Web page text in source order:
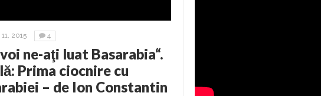
11, 2015 4
ne-aţi luat Basarabia“.
Prima ciocnire cu
– de Ion Constantin